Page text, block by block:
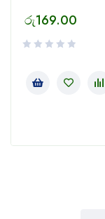
රු169.00